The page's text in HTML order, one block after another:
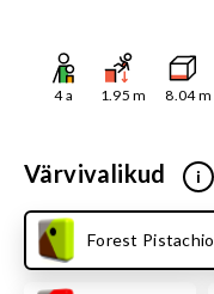
4a 1.95 m 8.04m
Värvivalikud i
Forest Pistachio